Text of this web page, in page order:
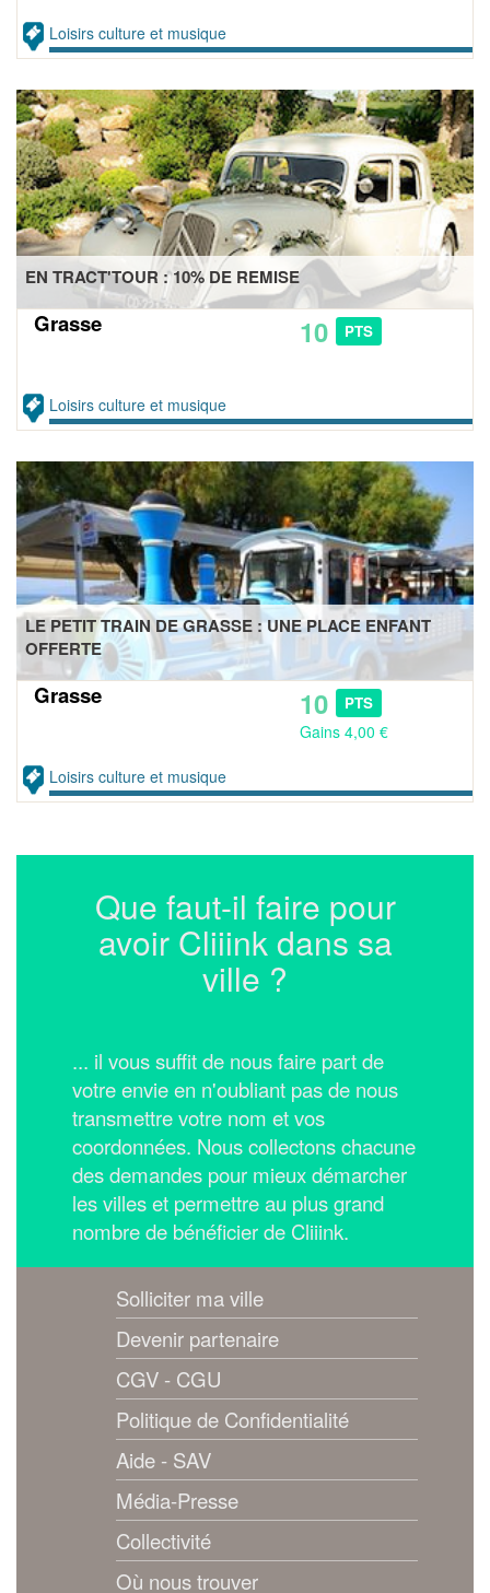
Loisirs culture et musique
EN TRACT'TOUR : 10% DE REMISE
Grasse 10 PTS
Loisirs culture et musique
LE PETIT TRAIN DE GRASSE : UNE PLACE ENFANT
OFFERTE
Grasse 10 PTS
Gains 4,00 €
Loisirs culture et musique
Que faut-il faire pour
avoir Cliiink dans sa
ville ?
... il vous suffit de nous faire part de
votre envie en n'oubliant pas de nous
transmettre votre nom et vos
coordonnées. Nous collectons chacune
des demandes pour mieux démarcher
les villes et permettre au plus grand
nombre de bénéficier de Cliiink.
Solliciter ma ville
Devenir partenaire
CGV - CGU
Politique de Confidentialité
Aide - SAV
Média-Presse
Collectivité
Où nous trouver